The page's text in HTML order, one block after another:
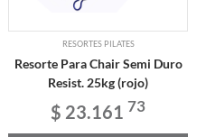
RESORTES PILATES
Resorte Para Chair Semi Duro
Resist. 25kg (rojo)
$ 23.161 73